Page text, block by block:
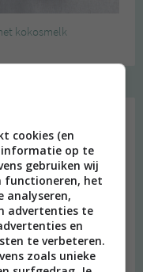
kokosmelk
cookies (en
informatie op te
gebruiken wij
functioneren, het
analyseren,
advertenties te
en
te verbeteren.
zoals unieke